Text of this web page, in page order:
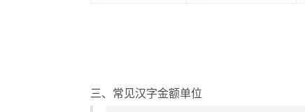
三、常见汉字金额单位